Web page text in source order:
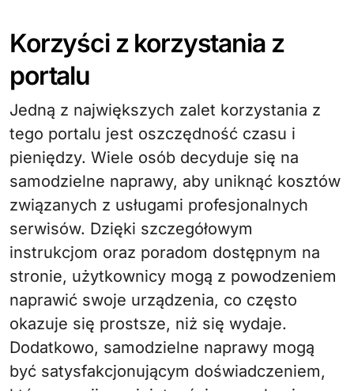
Korzyści z korzystania z
portalu
Jedną z największych zalet korzystania z
tego portalu jest oszczędność czasu i
pieniędzy. Wiele osób decyduje się na
samodzielne naprawy, aby uniknąć kosztów
związanych z usługami profesjonalnych
serwisów. Dzięki szczegółowym
instrukcjom oraz poradom dostępnym na
stronie, użytkownicy mogą z powodzeniem
naprawić swoje urządzenia, co często
okazuje się prostsze, niż się wydaje.
Dodatkowo, samodzielne naprawy mogą
być satysfakcjonującym doświadczeniem,